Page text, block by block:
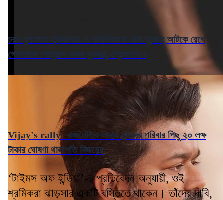
চরম নৃশংসতা হরিয়ানায়: ৪ নাবালিকাকে চোর সন্দেহে আটকে রেখে
গোপনাঙ্গে পেট্রোল ঢালল যুবকরা, গ্রেফতার ২
Vijay's rally: রাজনৈতিক সভায় মৃতদের পরিবার পিছু ২০ লক্ষ
টাকার ঘোষণা থালাপতি বিজয়ের
‘টাইমস অফ ইন্ডিয়া’-র প্রতিবেদন অনুযায়ী, ওই
শ্রমিকরা ঝাড়সার একটি বস্তিতে থাকেন। তাঁদের দাবি,